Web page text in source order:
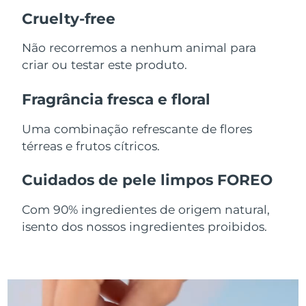
Cruelty-free
Não recorremos a nenhum animal para
criar ou testar este produto.
Fragrância fresca e floral
Uma combinação refrescante de flores
térreas e frutos cítricos.
Cuidados de pele limpos FOREO
Com 90% ingredientes de origem natural,
isento dos nossos ingredientes proibidos.
Singapura
Eslováquia Entrega prevista
Eslovênia
África do Sul
Coreia do Sul
Espanha Entrega prevista8/10/26
Suécia Entrega prevista 8/10/26
Taiwan Entrega prevista8/15/26